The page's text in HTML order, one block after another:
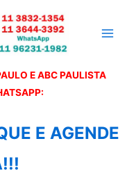
E ABC PAULISTA
E AGENDE